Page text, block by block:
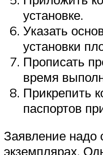
установке.
Указать
установки
Прописать
время
Прикрепить
паспортов
Заявление надо
экземплярах.